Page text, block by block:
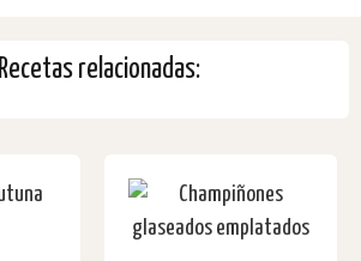
Recetas relacionadas: